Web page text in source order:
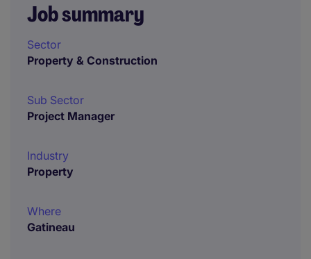
Job summary
Sector
Property & Construction
Sub Sector
Project Manager
Industry
Property
Where
Gatineau